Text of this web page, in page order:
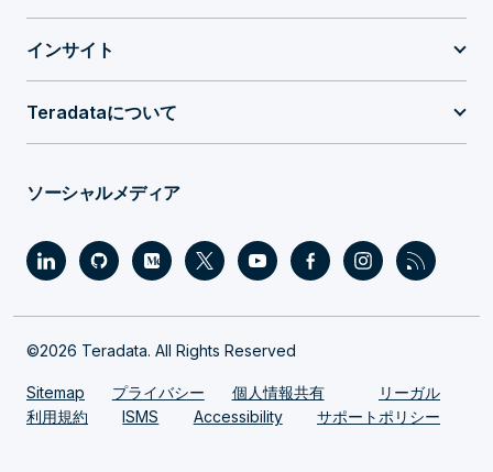
インサイト
Teradataについて
ソーシャルメディア
©2026 Teradata. All Rights Reserved
Sitemap プライバシー 個人情報共有
リーガル
利用規約
ISMS Accessibility サポートポリシー